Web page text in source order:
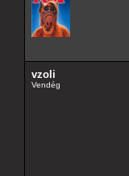
vzoli
Vendég